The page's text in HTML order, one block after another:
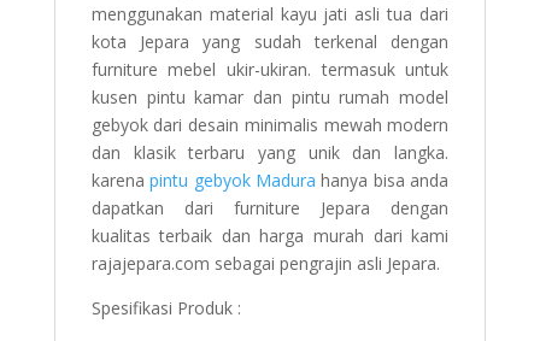
menggunakan material kayu jati asli tua dari
kota Jepara yang sudah terkenal dengan
furniture mebel ukir-ukiran. termasuk untuk
kusen pintu kamar dan pintu rumah model
gebyok dari desain minimalis mewah modern
dan klasik terbaru yang unik dan langka.
karenapintu gebyok Madura hanya bisa anda
dapatkan dari furniture Jepara dengan
kualitas terbaik dan harga murah dari kami
rajajepara.com sebagai pengrajin asli Jepara.
Spesifikasi Produk :